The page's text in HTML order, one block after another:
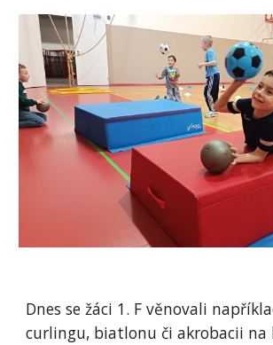
Dnes se žáci 1. F věnovali
curlingu, biatlonu či akrobacii na